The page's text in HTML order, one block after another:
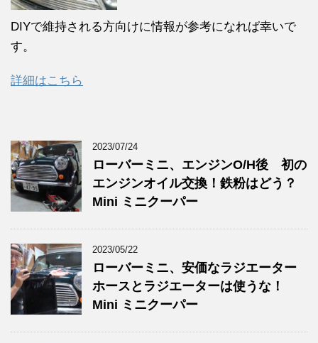
DIYで維持される方向けに情報が参考になれば幸いで
す。
詳細はこちら
2023/07/24
ローバーミニ、エンジンO/H後 初の
エンジンオイル交換！鉄粉はどう？
Mini ミニクーパー
2023/05/22
ローバーミニ、安価なラジエーター
ホースとラジエーターは使うな！
Mini ミニクーパー